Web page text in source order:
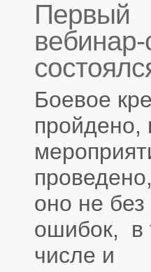
Первый
Боевое
пройдено,
оно не без
ошибок, в
числе и